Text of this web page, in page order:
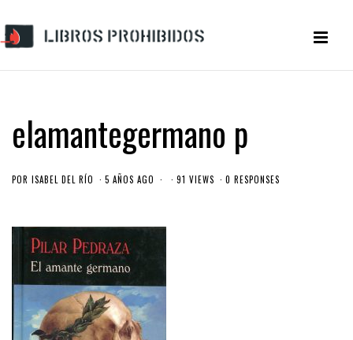
elamantegermano p
POR ISABEL DEL RÍO 5 AÑOS AGO 91 VIEWS 0 RESPONSES